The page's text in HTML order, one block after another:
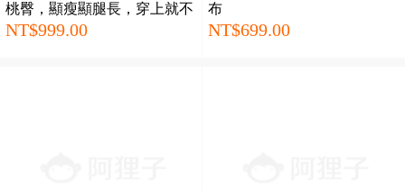
桃臀，顯瘦顯腿長，穿上就不
想脫！現在下單買一送一！
NT$999.00
布
NT$699.00